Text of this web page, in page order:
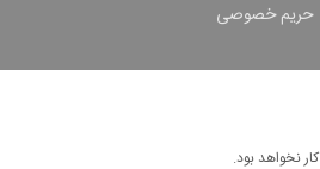
حریم خصوصی
نخواهد بود.